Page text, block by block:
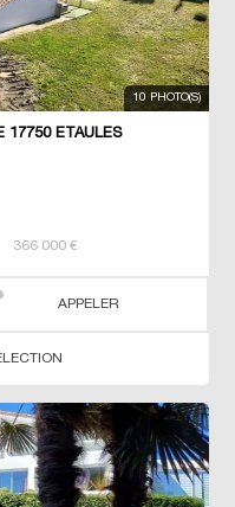
10 PHOTO(S)
17750 ETAULES
366 000 €
APPELER